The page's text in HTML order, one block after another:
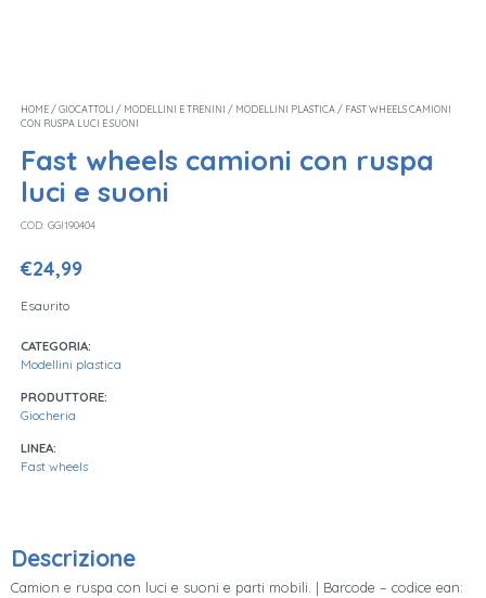
HOME /GIOCATTOLI / MODELLINI E TRENINI / MODELLINI PLASTICA / FAST WHEELS CAMIONI
CON RUSPA LUCI E SUONI
Fast wheels camioni con ruspa
luci e suoni
COD:GGI190404
€24,99
Esaurito
CATEGORIA:
Modellini plastica
PRODUTTORE:
Giocheria
LINEA:
Fast wheels
Descrizione
Camion e ruspa con luci e suoni e parti mobili. | Barcode – codice ean: